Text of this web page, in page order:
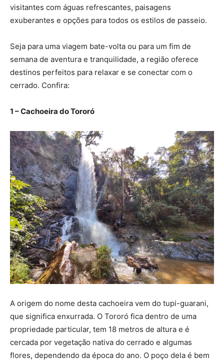
visitantes com águas refrescantes, paisagens
exuberantes e opções para todos os estilos de passeio.
Seja para uma viagem bate-volta ou para um fim de
semana de aventura e tranquilidade, a região oferece
destinos perfeitos para relaxar e se conectar com o
cerrado. Confira:
1 – Cachoeira do Tororó
A origem do nome desta cachoeira vem do tupi-guarani,
que significa enxurrada. O Tororó fica dentro de uma
propriedade particular, tem 18 metros de altura e é
cercada por vegetação nativa do cerrado e algumas
flores, dependendo da época do ano. O poço dela é bem